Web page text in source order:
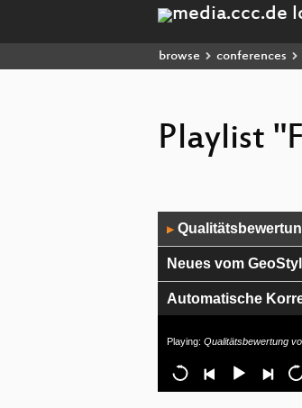
browse conferences
Playlist
Player
▶
Neues vom
Automatische
OpenLayers: v6.x
Playing: Qualitätsbewertung